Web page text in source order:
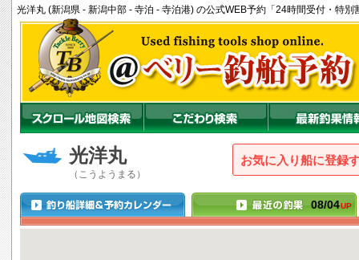
光洋丸 (新潟県 - 新潟中部 - 寺泊 - 寺泊港) の公式WEB予約「24時間受付・特別
光洋丸
（こうようまる）
お気に入り船に登録
08/04UP